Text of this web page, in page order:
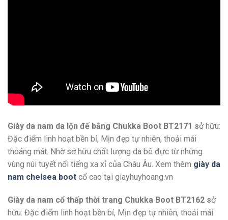
Giày da nam da lộn đế bằng Chukka Boot BT2171 sở hữu:
Đặc điểm linh hoạt bền bỉ, Mịn đẹp tự nhiên, thoải mái
thoáng mát. Nhờ sở hữu chất lượng da bê đực từ những
vùng núi tuyết nổi tiếng xa xỉ của Châu Âu. Xem thêm giày da
nam chelsea boot cổ cao tại giayhuyhoang.vn
Giày da nam cổ thấp thời trang Chukka Boot BT2162 sở
hữu: Đặc điểm linh hoạt bền bỉ, Mịn đẹp tự nhiên, thoải mái